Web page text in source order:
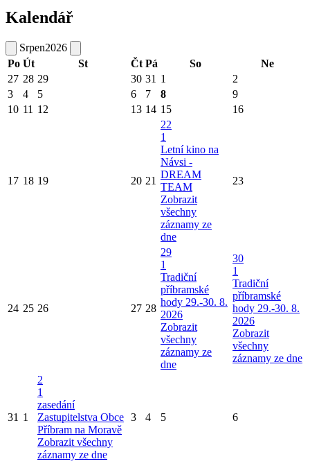
Kalendář
Srpen2026
Po Út St Čt Pá So
Ne
27 28 29 30 31 1
2
3
4 5 6 7 8
9
10 11 12 13 14 15 16
17 18 19 20 21
22
1
Letní kino na
Návsi -
DREAM
TEAM
Zobrazit
všechny
záznamy ze
dne
23
24 25 26 27 28
29
1
Tradiční
příbramské
hody 29.-30. 8.
2026
Zobrazit
všechny
záznamy ze
dne
30
1
Tradiční
příbramské
hody 29.-30. 8.
2026
Zobrazit
všechny
záznamy ze dne
31 1
2
1
zasedání
Zastupitelstva Obce
Příbram na Moravě
Zobrazit všechny
záznamy ze dne
3 4 5 6